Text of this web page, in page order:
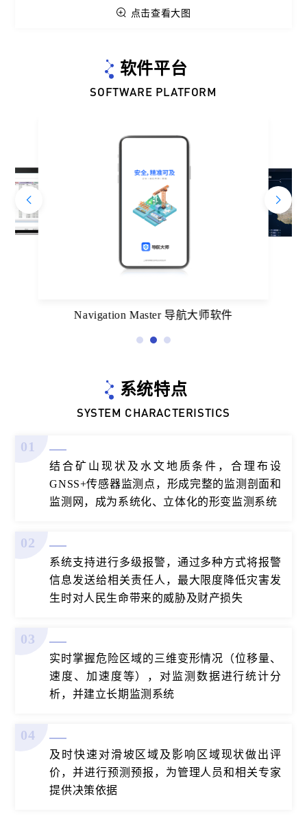
点击查看大图
软件平台
SOFTWARE PLATFORM
Navigation Master 导航大师软件
系统特点
SYSTEM CHARACTERISTICS
01
结合矿山现状及水文地质条件，合理布设
GNSS+传感器监测点，形成完整的监测剖面和
监测网，成为系统化、立体化的形变监测系统
02
系统支持进行多级报警，通过多种方式将报警
信息发送给相关责任人，最大限度降低灾害发
生时对人民生命带来的威胁及财产损失
03
实时掌握危险区域的三维变形情况（位移量、
速度、加速度等），对监测数据进行统计分
析，并建立长期监测系统
04
及时快速对滑坡区域及影响区域现状做出评
价，并进行预测预报，为管理人员和相关专家
提供决策依据